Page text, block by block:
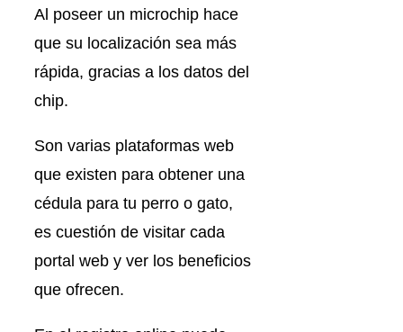
Al poseer un microchip hace
que su localización sea más
rápida, gracias a los datos del
chip.
Son varias plataformas web
que existen para obtener una
cédula para tu perro o gato,
es cuestión de visitar cada
portal web y ver los beneficios
que ofrecen.